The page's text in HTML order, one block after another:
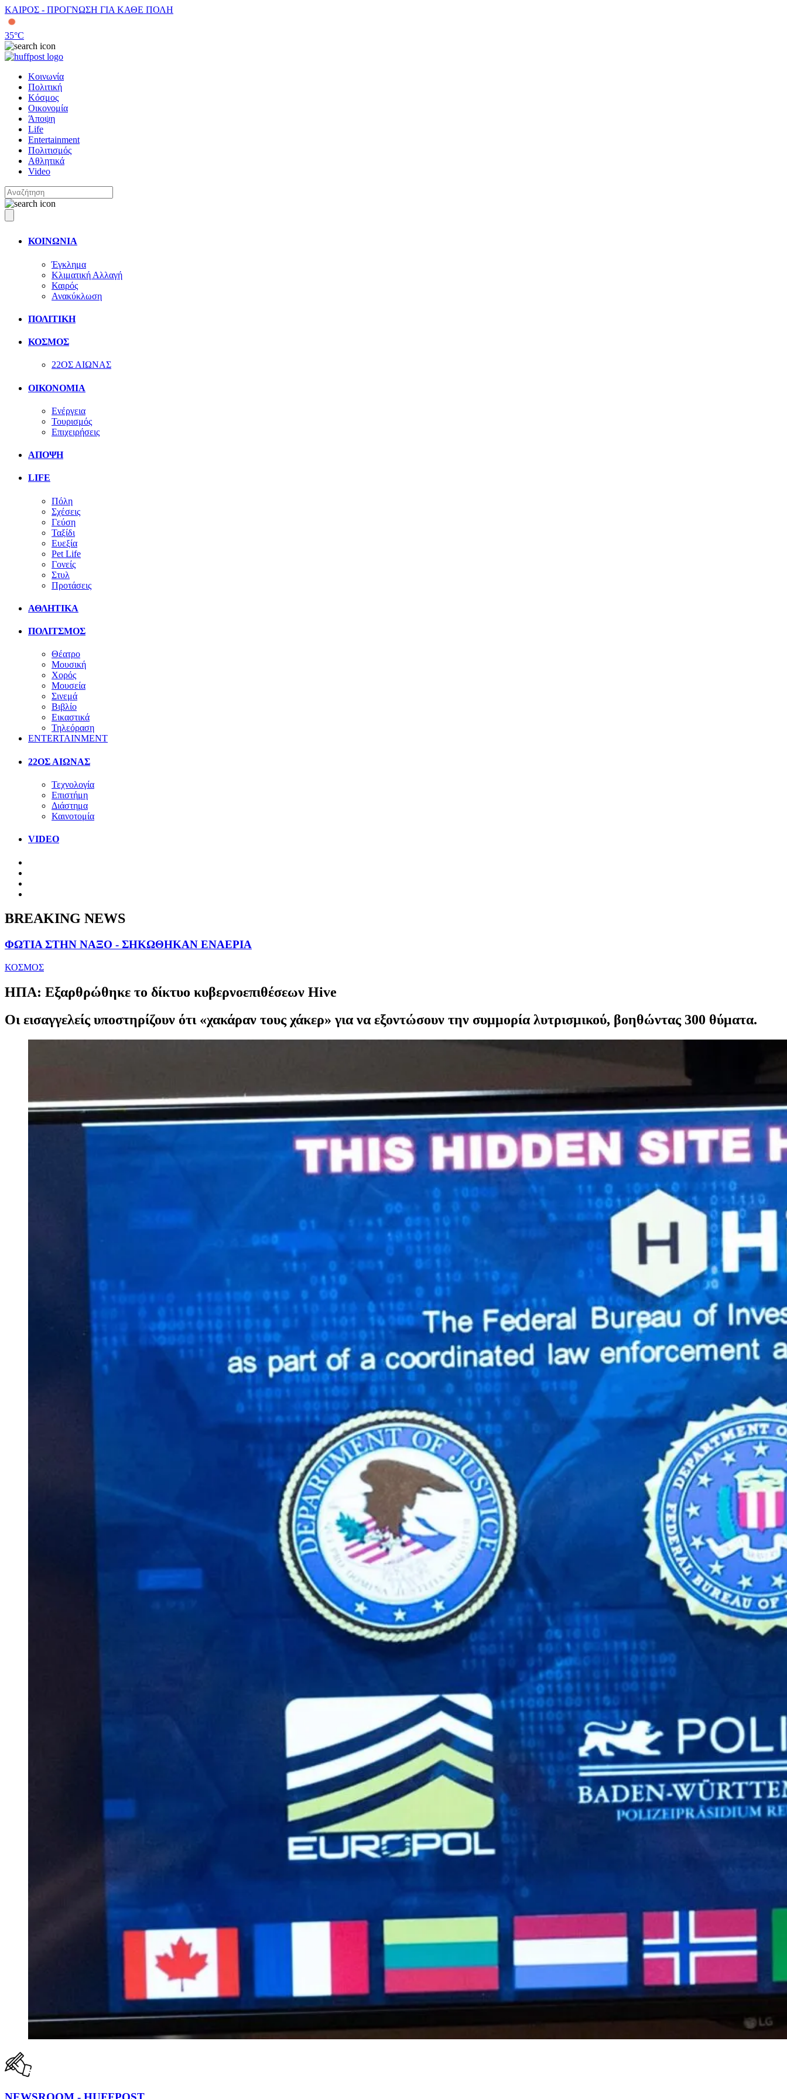
ΚΑΙΡΟΣ - ΠΡΟΓΝΩΣΗ ΓΙΑ ΚΑΘΕ ΠΟΛΗ
35°C
Κοινωνία
Πολιτική
Κόσμος
Οικονομία
Άποψη
Life
Entertainment
Πολιτισμός
Αθλητικά
Video
ΚΟΙΝΩΝΙΑ
Έγκλημα
Κλιματική Αλλαγή
Καιρός
Ανακύκλωση
ΠΟΛΙΤΙΚΗ
ΚΟΣΜΟΣ
22ΟΣ ΑΙΩΝΑΣ
ΟΙΚΟΝΟΜΙΑ
Ενέργεια
Τουρισμός
Επιχειρήσεις
ΑΠΟΨΗ
LIFE
Πόλη
Σχέσεις
Γεύση
Ταξίδι
Ευεξία
Pet Life
Γονείς
Στυλ
Προτάσεις
ΑΘΛΗΤΙΚΑ
ΠΟΛΙΤΣΜΟΣ
Θέατρο
Μουσική
Χορός
Μουσεία
Σινεμά
Βιβλίο
Εικαστικά
Τηλεόραση
ENTERTAINMENT
22ΟΣ ΑΙΩΝΑΣ
Τεχνολογία
Επιστήμη
Διάστημα
Καινοτομία
VIDEO
BREAKING NEWS
ΦΩΤΙΑ ΣΤΗΝ ΝΑΞΟ - ΣΗΚΩΘΗΚΑΝ ΕΝΑΕΡΙΑ
ΚΟΣΜΟΣ
ΗΠΑ: Εξαρθρώθηκε το δίκτυο κυβερνοεπιθέσεων Hive
Oι εισαγγελείς υποστηρίζουν ότι «χακάραν τους χάκερ» για να εξοντώσουν την συμμορία λυτρισμικού, βοηθώντας 300 θύματα.